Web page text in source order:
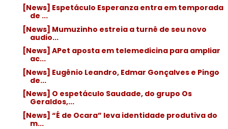
[News] Espetáculo Esperanza entra em temporada
de ...
[News] Mumuzinho estreia a turnê de seu novo
audio...
[News] APet aposta em telemedicina para ampliar
ac...
[News] Eugênio Leandro, Edmar Gonçalves e Pingo
de...
[News] O espetáculo Saudade, do grupo Os
Geraldos,...
[News] “É de Ocara” leva identidade produtiva do
m...